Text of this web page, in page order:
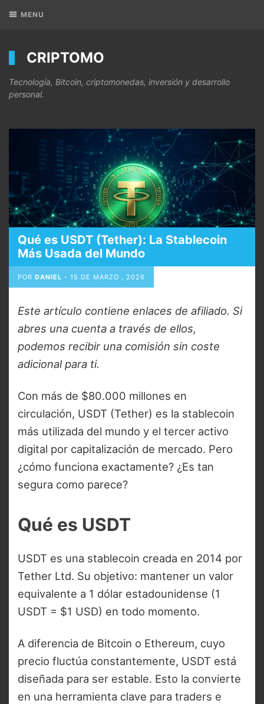
MENU
CRIPTOMO
Tecnología, Bitcoin, criptomonedas, inversión y desarrollo
personal.
Qué es USDT (Tether): La Stablecoin
Más Usada del Mundo
POR DANIEL - 15 DE MARZO , 2026
Este artículo contiene enlaces de afiliado. Si
abres una cuenta a través de ellos,
podemos recibir una comisión sin coste
adicional para ti.
Con más de $80.000 millones en
circulación, USDT (Tether) es la stablecoin
más utilizada del mundo y el tercer activo
digital por capitalización de mercado. Pero
¿cómo funciona exactamente? ¿Es tan
segura como parece?
Qué es USDT
USDT es una stablecoin creada en 2014 por
Tether Ltd. Su objetivo: mantener un valor
equivalente a 1 dólar estadounidense (1
USDT = $1 USD) en todo momento.
A diferencia de Bitcoin o Ethereum, cuyo
precio fluctúa constantemente, USDT está
diseñada para ser estable. Esto la convierte
en una herramienta clave para traders e